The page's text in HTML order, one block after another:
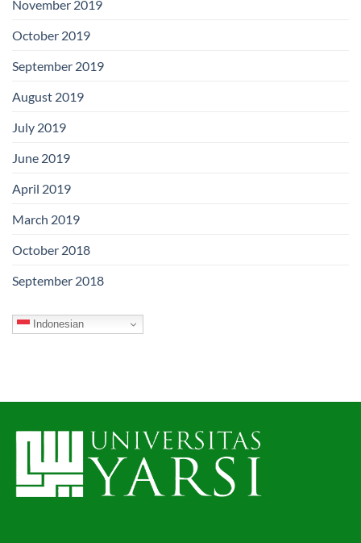
November 2019
October 2019
September 2019
August 2019
July 2019
June 2019
April 2019
March 2019
October 2018
September 2018
Indonesian